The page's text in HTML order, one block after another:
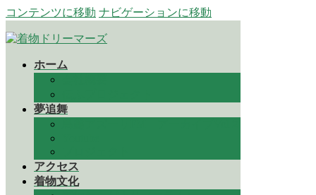
コンテンツに移動 ナビゲーションに移動
ホーム
夢追舞
アクセス
着物文化